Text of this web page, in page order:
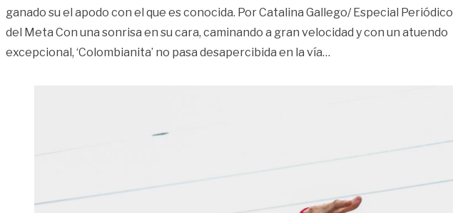
ganado su el apodo con el que es conocida. Por Catalina Gallego/ Especial Periódico
del Meta Con una sonrisa en su cara, caminando a gran velocidad y con un atuendo
excepcional, ‘Colombianita’ no pasa desapercibida en la vía…